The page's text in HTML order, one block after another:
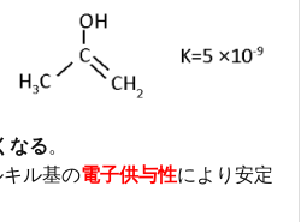
なる。
ル基の電子供与性により安定